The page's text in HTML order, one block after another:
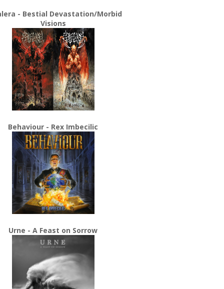
- Bestial Devastation/Morbid
Visions
Behaviour - Rex Imbecilic
Urne - A Feast on Sorrow